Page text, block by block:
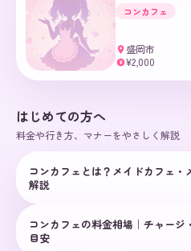
コンカフェ
盛岡市
¥ ¥2,000
はじめての方へ
料金や行き方、マナーをやさしく解説
コンカフェとは？メイドカフェ・
解説
コンカフェの料金相場｜チャージ
目安